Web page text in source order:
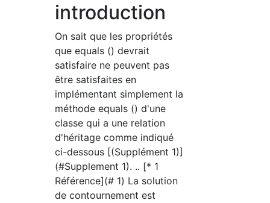
introduction
On sait que les propriétés
que equals () devrait
satisfaire ne peuvent pas
être satisfaites en
implémentant simplement la
méthode equals () d'une
classe qui a une relation
d'héritage comme indiqué
ci-dessous [(Supplément 1)]
(#Supplement 1). .. [* 1
Référence](# 1) La solution
de contournement est